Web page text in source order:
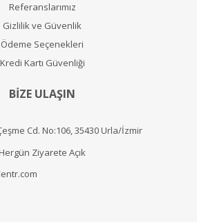
Referanslarımız
Gizlilik ve Güvenlik
Ödeme Seçenekleri
Kredi Kartı Güvenliği
BİZE ULAŞIN
Cd. No:106, 35430 Urla/İzmir
Ziyarete Açık